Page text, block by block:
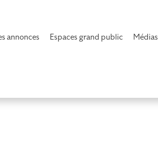
annonces Espaces grand public Médias